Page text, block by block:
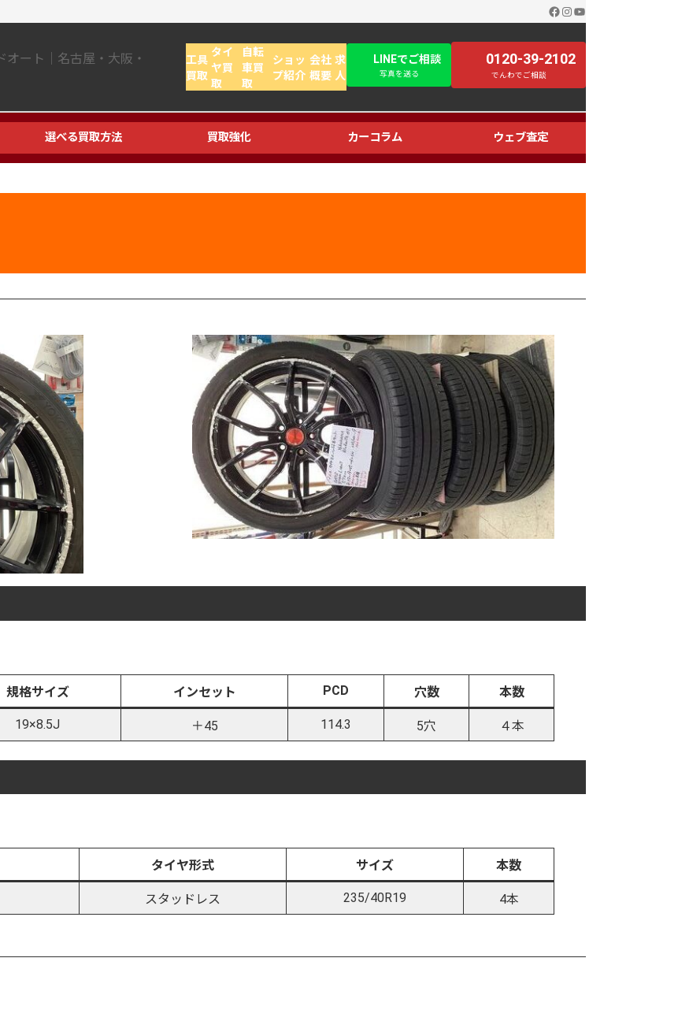
Facebook
Instagram
YouTube
工具
買取
タイ
ヤ買
取
自転
車買
取
ショッ
プ紹介
会社
概要
求
人
LINEでご相談
写真を送る
0120-39-2102
でんわでご相談
選べる買取方法 買取強化 カーコラム ウェブ査定
規格サイズ インセット PCD 穴数 本数
19×8.5J ＋45 114.3 5穴 ４本
タイヤ形式 サイズ 本数
スタッドレス 235/40R19 4本